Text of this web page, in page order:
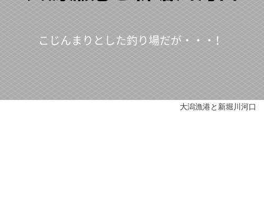
大潟漁港と新堀川河口